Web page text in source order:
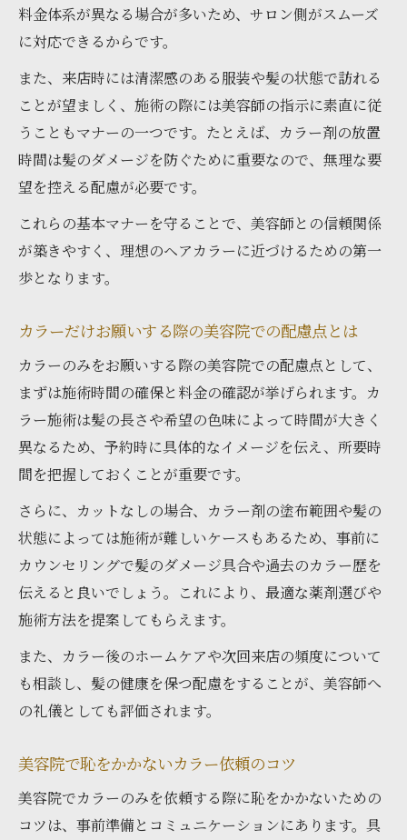
美容院で人気のカラー料金設定の傾向
カラー専門店と美容院の相場比較ポイント
美容院選びで失敗しないカラー料金の見極
め方
スムーズなカラー予約の伝え方ガイド
美容院で安心してカラー予約する伝え方の
基本
カラーのみ希望時の美容院への上手な予約
表現
美容院でカラー予約時に避けたい伝達ミス
術
美容院で人気のカラー予約時マナー解説
カットなしカラーは本当に失礼なのか検証
美容院でカラーだけ依頼は失礼にあたるの
解消法
美容院に聞いたカラーのみ施術の本音とは
カラー専門店と美容院の対応の違いを比較
美容院でのカラーだけ予約時の注意点まと
ヘアカラー頻度と髪ダメージのベストバランス
美容院でのカラー頻度と髪ダメージの関係
無理なく続ける美容院カラー頻度の選び方
白髪や髪質に合った美容院カラー頻度を解
説
料金体系が異なる場合が多いため、サロン側がスムーズ
に対応できるからです。
また、来店時には清潔感のある服装や髪の状態で訪れる
ことが望ましく、施術の際には美容師の指示に素直に従
うこともマナーの一つです。たとえば、カラー剤の放置
時間は髪のダメージを防ぐために重要なので、無理な要
望を控える配慮が必要です。
これらの基本マナーを守ることで、美容師との信頼関係
が築きやすく、理想のヘアカラーに近づけるための第一
歩となります。
カラーだけお願いする際の美容院での配慮点とは
カラーのみをお願いする際の美容院での配慮点として、
まずは施術時間の確保と料金の確認が挙げられます。カ
ラー施術は髪の長さや希望の色味によって時間が大きく
異なるため、予約時に具体的なイメージを伝え、所要時
間を把握しておくことが重要です。
さらに、カットなしの場合、カラー剤の塗布範囲や髪の
状態によっては施術が難しいケースもあるため、事前に
カウンセリングで髪のダメージ具合や過去のカラー歴を
伝えると良いでしょう。これにより、最適な薬剤選びや
施術方法を提案してもらえます。
また、カラー後のホームケアや次回来店の頻度について
も相談し、髪の健康を保つ配慮をすることが、美容師へ
の礼儀としても評価されます。
美容院で恥をかかないカラー依頼のコツ
美容院でカラーのみを依頼する際に恥をかかないための
コツは、事前準備とコミュニケーションにあります。具